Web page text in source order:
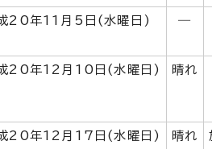
20年11月5日(水曜日) ―
20年12月10日(水曜日) 晴れ
20年12月17日(水曜日) 晴れ